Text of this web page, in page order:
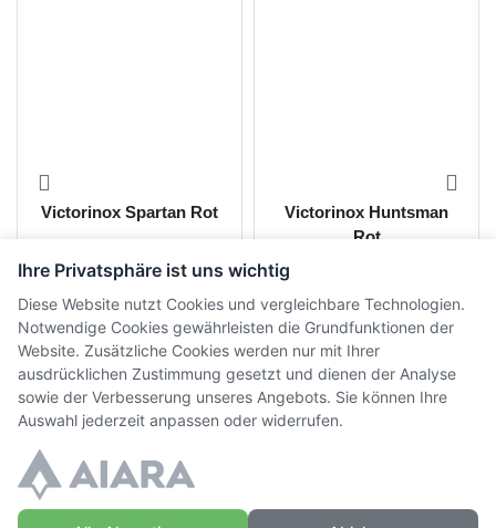
Victorinox Spartan Rot
Victorinox Huntsman
Rot
Ihre Privatsphäre ist uns wichtig
Diese Website nutzt Cookies und vergleichbare Technologien.
Notwendige Cookies gewährleisten die Grundfunktionen der
Website. Zusätzliche Cookies werden nur mit Ihrer
ausdrücklichen Zustimmung gesetzt und dienen der Analyse
sowie der Verbesserung unseres Angebots. Sie können Ihre
Auswahl jederzeit anpassen oder widerrufen.